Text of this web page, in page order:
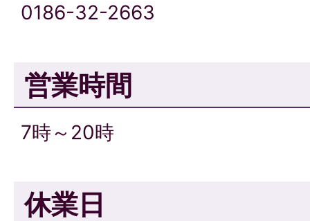
0186-32-2663
営業時間
7時～20時
休業日